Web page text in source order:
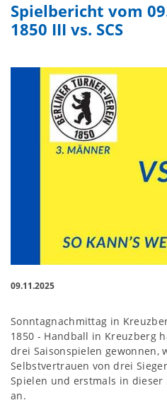
Spielbericht vom
1850 III vs. SCS
09.11.2025
Sonntagnachmittag in
1850 - Handball in Kreuzberg
drei Saisonspielen gewonnen,
Selbstvertrauen von drei
Spielen und erstmals in dieser
an.